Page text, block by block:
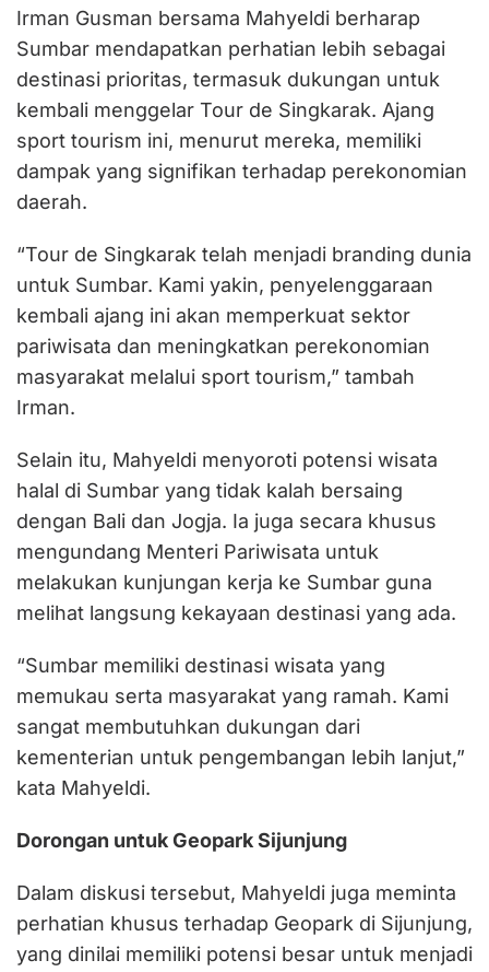
Irman Gusman bersama Mahyeldi berharap
Sumbar mendapatkan perhatian lebih sebagai
destinasi prioritas, termasuk dukungan untuk
kembali menggelar Tour de Singkarak. Ajang
sport tourism ini, menurut mereka, memiliki
dampak yang signifikan terhadap perekonomian
daerah.
“Tour de Singkarak telah menjadi branding dunia
untuk Sumbar. Kami yakin, penyelenggaraan
kembali ajang ini akan memperkuat sektor
pariwisata dan meningkatkan perekonomian
masyarakat melalui sport tourism,” tambah
Irman.
Selain itu, Mahyeldi menyoroti potensi wisata
halal di Sumbar yang tidak kalah bersaing
dengan Bali dan Jogja. Ia juga secara khusus
mengundang Menteri Pariwisata untuk
melakukan kunjungan kerja ke Sumbar guna
melihat langsung kekayaan destinasi yang ada.
“Sumbar memiliki destinasi wisata yang
memukau serta masyarakat yang ramah. Kami
sangat membutuhkan dukungan dari
kementerian untuk pengembangan lebih lanjut,”
kata Mahyeldi.
Dorongan untuk Geopark Sijunjung
Dalam diskusi tersebut, Mahyeldi juga meminta
perhatian khusus terhadap Geopark di Sijunjung,
yang dinilai memiliki potensi besar untuk menjadi